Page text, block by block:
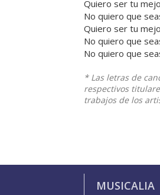
Quiero ser tu
No quiero que
Quiero ser tu
No quiero que
No quiero que
* Las letras de
respectivos
trabajos de los
MUSICALIA